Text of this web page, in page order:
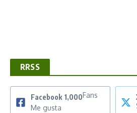
RRSS
Facebook 1,000Fans
Me gusta